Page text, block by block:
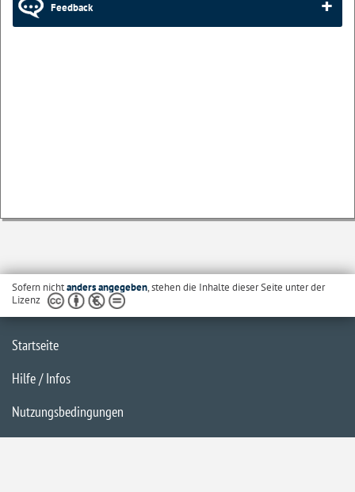
Feedback
Sofern nichtanders angegeben, stehen die Inhalte dieser Seite unter der
Lizenz
Startseite
Hilfe / Infos
Nutzungsbedingungen